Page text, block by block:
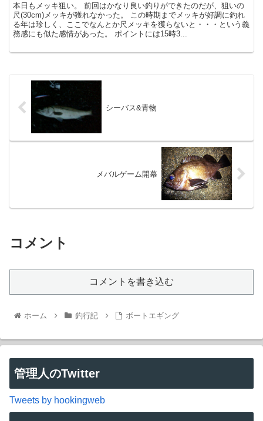
本日もメッキ狙い。 前回はかなり良い釣りができたのだが、狙いの
尺(30cm)メッキが獲れなかった。 この時期までメッキが好調に釣れ
る年は珍しく、ここでなんとか尺メッキを獲らないと・・・という義
務感にも似た感情があった。 ポイントには15時3...
シーバス&青物
メバルゲーム開幕
コメント
コメントを書き込む
ホーム 釣行記 ボートエギング
管理人のTwitter
Tweets by hookingweb